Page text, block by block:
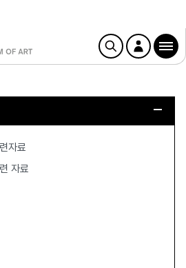
자료
자료